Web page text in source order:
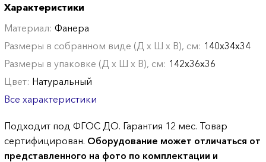
Характеристики
Материал:Фанера
Размеры в собранном виде (Д х Ш х В), см: 140х34х34
Размеры в упаковке (Д х Ш х В), см: 142х36х36
Цвет: Натуральный
Все характеристики
Подходит под ФГОС ДО. Гарантия 12 мес. Товар
сертифицирован. Оборудование может отличаться от
представленного на фото по комплектации и